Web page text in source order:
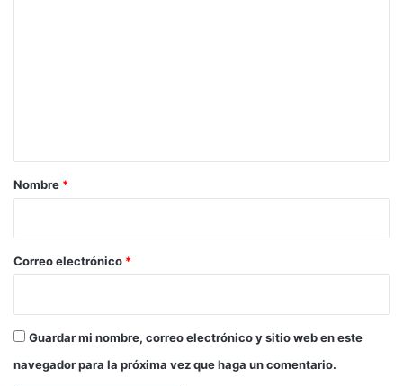
r
*
Nombre *
Correo electrónico *
Guardar mi nombre, correo electrónico y sitio web en este
navegador para la próxima vez que haga un comentario.